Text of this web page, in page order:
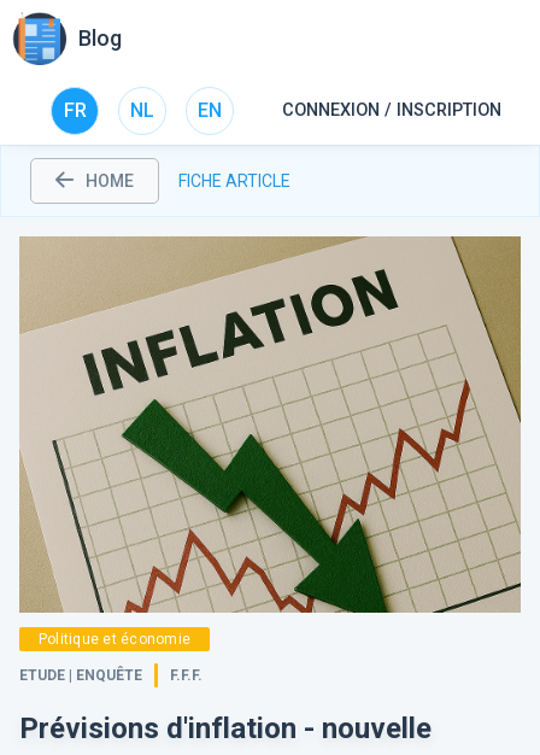
Blog
FR NL EN CONNEXION / INSCRIPTION
HOME FICHE ARTICLE
Politique et économie
ETUDE | ENQUÊTE F.F.F.
Prévisions d'inflation - nouvelle